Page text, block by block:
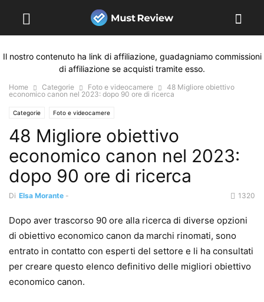
Il nostro contenuto ha link di affiliazione, guadagniamo commissioni
di affiliazione se acquisti tramite esso.
Home Categorie Foto e videocamere
48 Migliore obiettivo
economico canon nel 2023: dopo 90 ore di ricerca
Categorie Foto e videocamere
48 Migliore obiettivo
economico canon nel 2023:
dopo 90 ore di ricerca
Di Elsa Morante - 1320
Dopo aver trascorso 90 ore alla ricerca di diverse opzioni
di obiettivo economico canon da marchi rinomati, sono
entrato in contatto con esperti del settore e li ha consultati
per creare questo elenco definitivo delle migliori obiettivo
economico canon.